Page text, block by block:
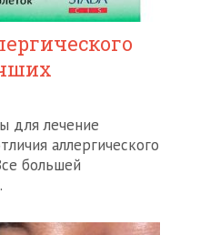
для лечение
аллергического
большей